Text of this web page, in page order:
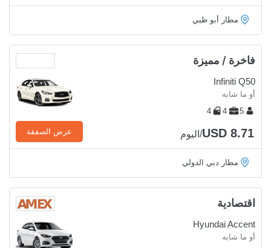
مطار أبو ظبي
فاخرة / مميزة
Infiniti Q50
أو ما شابه
5
4
4
USD 8.71/اليوم عرض الصفقة
مطار دبي الدولي
اقتصادية
Hyundai Accent
أو ما شابه